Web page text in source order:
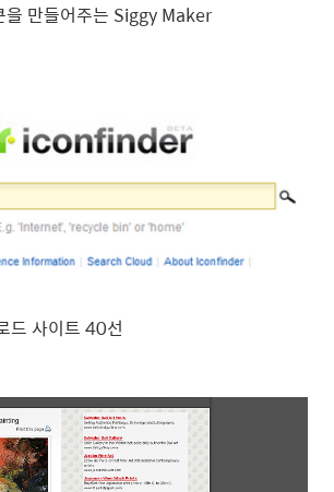
을 만들어주는 Siggy Maker
드 사이트 40선